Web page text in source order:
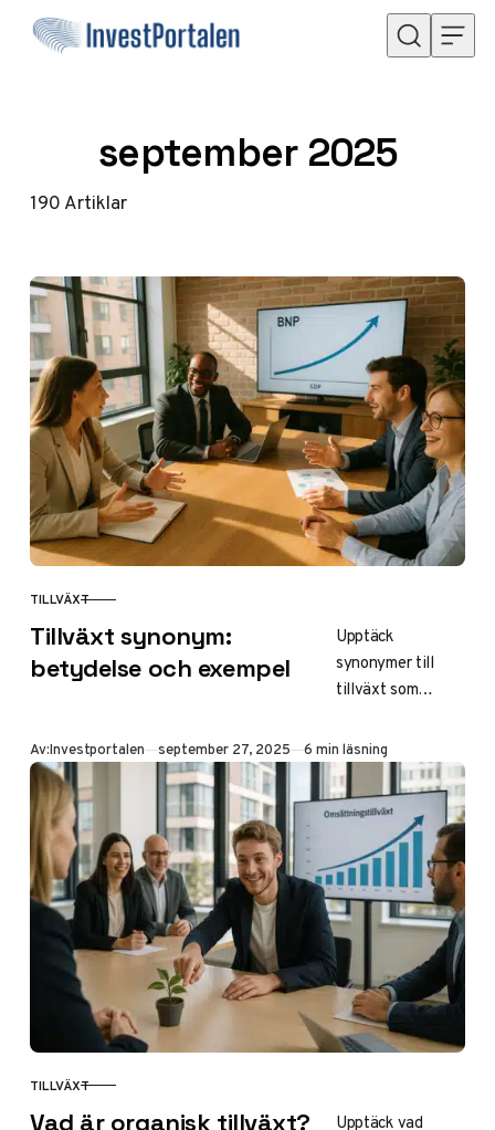
Hoppa till innehåll
september 2025
190Artiklar
KATEGORI
TILLVÄXT
Tillväxt synonym:
betydelse och exempel
Upptäck
synonymer till
tillväxt som
expansion och
framsteg. Lär dig
betydelsen,
böjning och
användning i
ekonomi och
biologi för bättre
språkförståelse.
Av:Investportalen Publicerad
september 27, 2025 6 min läsning
KATEGORI
TILLVÄXT
Vad är organisk tillväxt?
Upptäck vad